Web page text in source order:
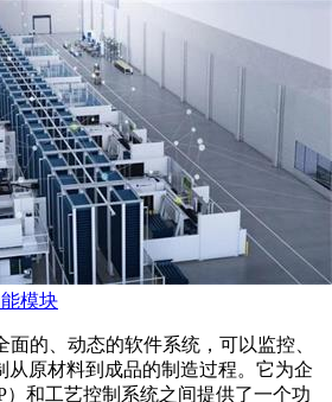
模块
面的、动态的软件系统，可以监控、
从原材料到成品的制造过程。它为企
）和工艺控制系统之间提供了一个功